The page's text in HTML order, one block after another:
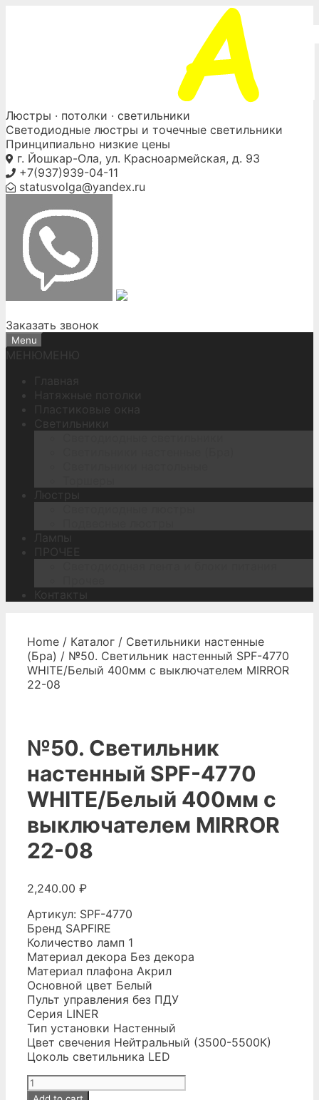
Люстры · потолки · светильники
Светодиодные люстры и точечные светильники
Принципиально низкие цены
г. Йошкар-Ола, ул. Красноармейская, д. 93
+7(937)939-04-11
statusvolga@yandex.ru
Заказать звонок
Menu
МЕНЮМЕНЮ
Главная
Натяжные потолки
Пластиковые окна
Светильники
Люстры
Лампы
ПРОЧЕЕ
Контакты
Home / Каталог / Светильники настенные
(Бра) / №50. Светильник настенный SPF-4770
WHITE/Белый 400мм с выключателем MIRROR
22-08
№50. Светильник
настенный SPF-4770
WHITE/Белый 400мм с
выключателем MIRROR
22-08
2,240.00 ₽
Артикул: SPF-4770
Бренд SAPFIRE
Количество ламп 1
Материал декора Без декора
Материал плафона Акрил
Основной цвет Белый
Пульт управления без ПДУ
Серия LINER
Тип установки Настенный
Цвет свечения Нейтральный (3500-5500К)
Цоколь светильника LED
№50.
Светильник